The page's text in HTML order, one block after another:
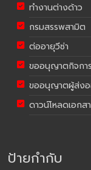
ทำงานต่างด้าว
กรมสรรพสามิต
ต่ออายุวีซ่า
ขออนุญาตกิจกา
ขออนุญาตผู้ส่ง
ดาวน์โหลดเอกส
ป้ายกำกับ